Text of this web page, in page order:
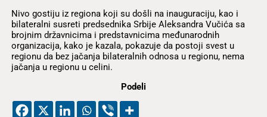
Nivo gostiju iz regiona koji su došli na inauguraciju, kao i
bilateralni susreti predsednika Srbije Aleksandra Vučića sa
brojnim državnicima i predstavnicima međunarodnih
organizacija, kako je kazala, pokazuje da postoji svest u
regionu da bez jačanja bilateralnih odnosa u regionu, nema
jačanja u regionu u celini.
Podeli